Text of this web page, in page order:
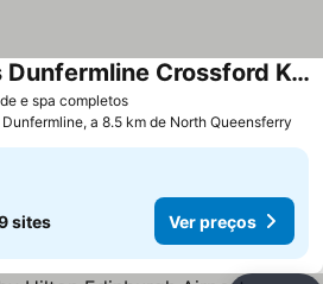
e spa completosVer preços
Best Western Plus Dunfermline Crossford Keavil House Hotel
Dunfermline, a 8.5 km de North Queensferry
sites Ver preços